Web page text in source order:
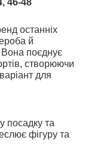
останніх
й
Вона поєднує
створюючи
для
посадку та
фігуру та